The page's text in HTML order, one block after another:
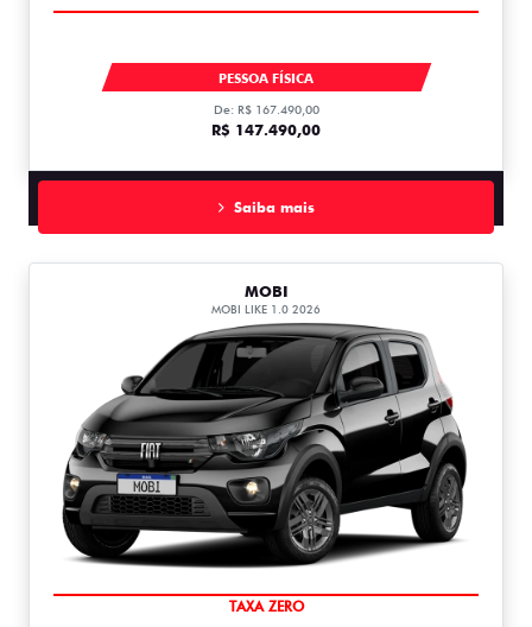
TORO ENDURANCE TURBO 270 FLEX 2027
PESSOA FÍSICA
De: R$ 167.490,00
R$ 147.490,00
Saiba mais
MOBI
MOBI LIKE 1.0 2026
PREÇO IMPERDÍVEL